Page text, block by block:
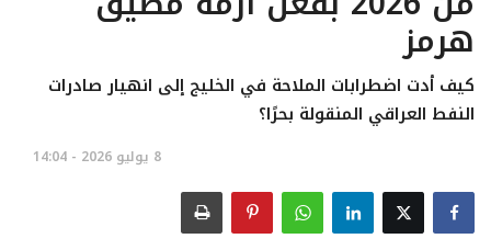
بترول
أخبار مصر
طاقة
هرمز
كيف أدت اضطرابات الملاحة في الخليج إلى انهيار صادرات
النفط العراقي المنقولة بحرًا؟
8 يوليو 2026 - 14:04